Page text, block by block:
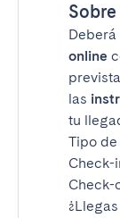
online
las
tu
Tipo
Check-
Check-